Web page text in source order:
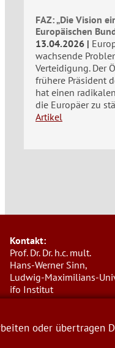
FAZ: „Die Vision
Europäischen
13.04.2026
wachsende
Verteidigung. Der
frühere Präsident
hat einen
die Europäer zu
Artikel
Kontakt:
Prof. Dr. Dr. h.c. mult.
Hans-Werner Sinn,
Ludwig-Maximilians-
ifo Institut
Poschingerstr. 5, 81679
E-Mail:sinn@ifo.de
oder übertragen